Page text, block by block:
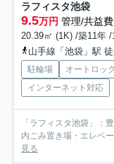
ラフィスタ池袋
9.5万円 管理/共益
20.39㎡ (1K) /築11年 /
山手線「池袋」駅
駐輪場 オートロック
インターネット対応
「ラフィスタ池袋」：
内ごみ置き場・エレベ
見る